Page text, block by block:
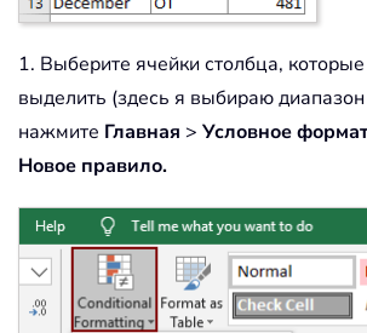
1. Выберите ячейки столбца,
выделить (здесь я выбираю
нажмите Главная > Условное
Новое правило.